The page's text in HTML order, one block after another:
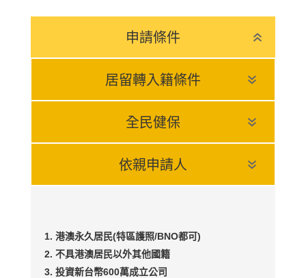
申請條件
居留轉入籍條件
全民健保
依親申請人
港澳永久居民(特區護照/BNO都可)
不具港澳居民以外其他國籍
投資新台幣600萬成立公司